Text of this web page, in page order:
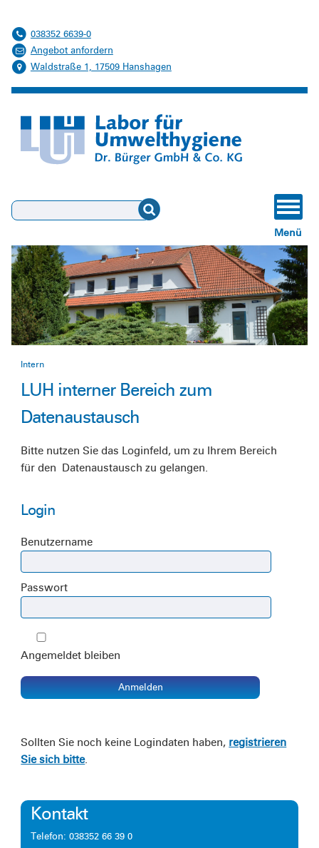
038352 6639-0
Angebot anfordern
Waldstraße 1, 17509 Hanshagen
Suchen
Menü
Intern
LUH interner Bereich zum
Datenaustausch
Bitte nutzen Sie das Loginfeld, um zu Ihrem Bereich
für den Datenaustausch zu gelangen.
Login
Benutzername
Passwort
Angemeldet bleiben
Anmelden
Sollten Sie noch keine Logindaten haben, registrieren
Sie sich bitte.
Kontakt
Telefon: 038352 66 39 0